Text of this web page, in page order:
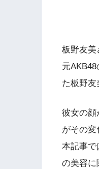
板野友美
元
た板野友
彼女の顔
がその変
本記事で
の美容に